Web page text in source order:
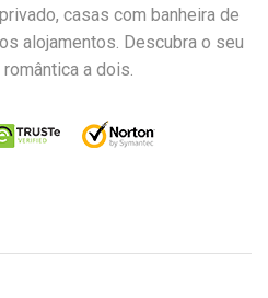
casas com banheira de
alojamentos. Descubra o seu
a dois.